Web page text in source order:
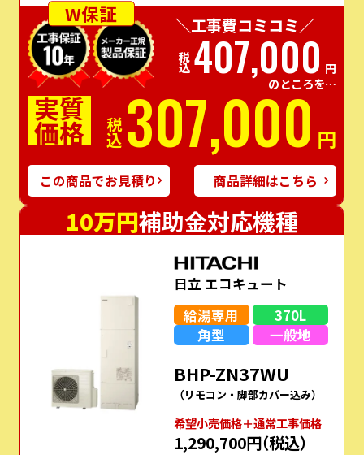
W保証
＼工事費コミコミ／
税込407,000 円
のところを…
実質
価格 税込307,000 円
この商品でお見積り 商品詳細はこちら
10万円補助金対応機種
日立 エコキュート
給湯専用
370L
角型
一般地
BHP-ZN37WU
（リモコン・脚部カバー込み）
希望⼩売価格＋通常⼯事価格
1,290,700円（税込）